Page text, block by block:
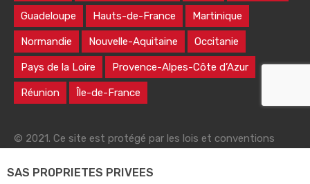
Guadeloupe Hauts-de-France Martinique
Normandie Nouvelle-Aquitaine Occitanie
Pays de la Loire Provence-Alpes-Côte d’Azur
Réunion Île-de-France
© 2021. Ce site est protégé par les lois et conventions
SAS PROPRIETES PRIVEES